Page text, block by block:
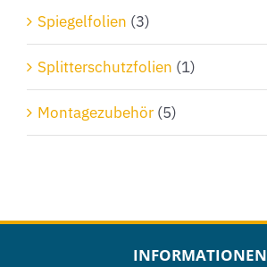
Spiegelfolien (3)
Splitterschutzfolien (1)
Montagezubehör (5)
INFORMATIONEN